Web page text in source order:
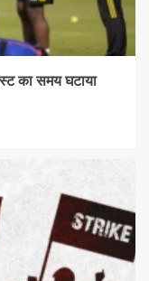
का समय घटाया